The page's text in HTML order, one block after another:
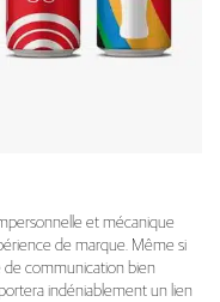
et mécanique
de marque. Même si
de communication bien
indéniablement un lien